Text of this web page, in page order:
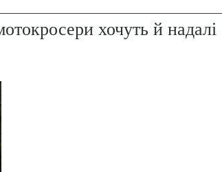
хочуть й надалі